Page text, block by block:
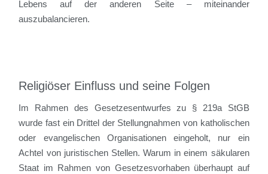
Lebens auf der anderen Seite – miteinander
auszubalancieren.
Religiöser Einfluss und seine Folgen
Im Rahmen des Gesetzesentwurfes zu § 219a StGB
wurde fast ein Drittel der Stellungnahmen von katholischen
oder evangelischen Organisationen eingeholt, nur ein
Achtel von juristischen Stellen. Warum in einem säkularen
Staat im Rahmen von Gesetzesvorhaben überhaupt auf